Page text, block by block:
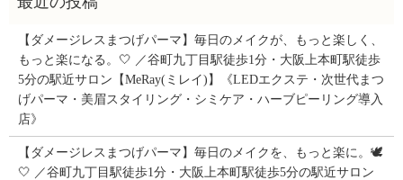
【ダメージレスまつげパーマ】毎日のメイクが、もっと楽しく、
もっと楽になる。🤍 ／谷町九丁目駅徒歩1分・大阪上本町駅徒歩
5分の駅近サロン【MeRay(ミレイ)】《LEDエクステ・次世代まつ
げパーマ・美眉スタイリング・シミケア・ハーブピーリング導入
店》
【ダメージレスまつげパーマ】毎日のメイクを、もっと楽に。🕊️
🤍 ／谷町九丁目駅徒歩1分・大阪上本町駅徒歩5分の駅近サロン